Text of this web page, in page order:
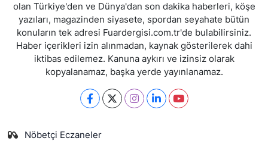
olan Türkiye'den ve Dünya'dan son dakika haberleri, köşe
yazıları, magazinden siyasete, spordan seyahate bütün
konuların tek adresi Fuardergisi.com.tr'de bulabilirsiniz.
Haber içerikleri izin alınmadan, kaynak gösterilerek dahi
iktibas edilemez. Kanuna aykırı ve izinsiz olarak
kopyalanamaz, başka yerde yayınlanamaz.
Nöbetçi Eczaneler